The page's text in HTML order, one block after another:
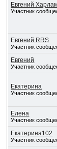
Евгений
Участник
Евгений RRS
Участник
Евгений
Участник
Екатерина
Участник
Елена
Участник
Екатерина102
Участник